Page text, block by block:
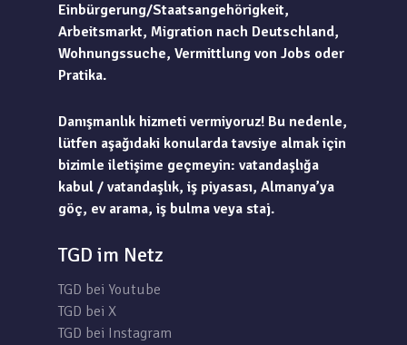
Einbürgerung/Staatsangehörigkeit,
Arbeitsmarkt, Migration nach Deutschland,
Wohnungssuche, Vermittlung von Jobs oder
Pratika.
Danışmanlık hizmeti vermiyoruz! Bu nedenle,
lütfen aşağıdaki konularda tavsiye almak için
bizimle iletişime geçmeyin: vatandaşlığa
kabul / vatandaşlık, iş piyasası, Almanya’ya
göç, ev arama, iş bulma veya staj.
TGD im Netz
TGD bei Youtube
TGD bei X
TGD bei Instagram